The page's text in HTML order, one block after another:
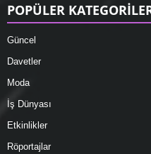
POPÜLER
Güncel
Davetler
Moda
İş Dünyası
Etkinlikler
Röportajlar